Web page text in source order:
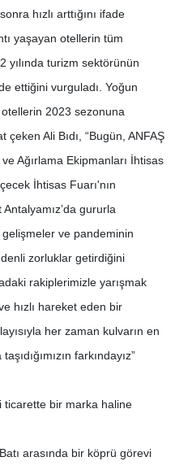
hızlı arttığını ifade
yaşayan otellerin tüm
yılında turizm sektörünün
ettiğini vurguladı. Yoğun
2023 sezonuna
çeken Ali Bıdı, “Bugün, ANFAŞ
Ağırlama Ekipmanları İhtisas
İhtisas Fuarı'nın
gururla
ve pandeminin
zorluklar getirdiğini
rakiplerimizle yarışmak
hızlı hareket eden bir
her zaman kulvarın en
farkındayız”
ticarette bir marka haline
arasında bir köprü görevi